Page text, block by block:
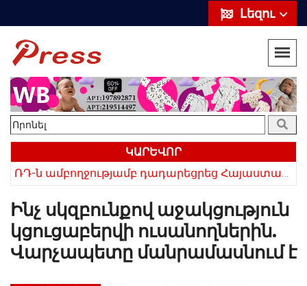
Լեզու
ԿԱՐԵՎՈՐ
Ինչ սկզբունքով աջակցություն
կցուցաբերվի ուսանողներին.
Վարչապետը մանրամասնում է